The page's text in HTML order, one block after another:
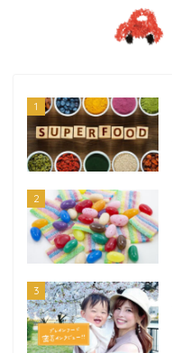
1
2
3